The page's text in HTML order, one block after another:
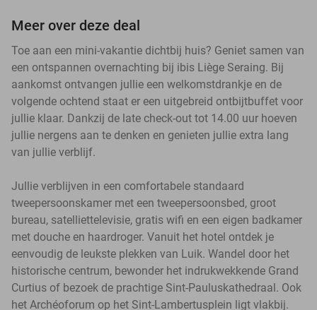
Meer over deze deal
Toe aan een mini-vakantie dichtbij huis? Geniet samen van
een ontspannen overnachting bij ibis Liège Seraing. Bij
aankomst ontvangen jullie een welkomstdrankje en de
volgende ochtend staat er een uitgebreid ontbijtbuffet voor
jullie klaar. Dankzij de late check-out tot 14.00 uur hoeven
jullie nergens aan te denken en genieten jullie extra lang
van jullie verblijf.
Jullie verblijven in een comfortabele standaard
tweepersoonskamer met een tweepersoonsbed, groot
bureau, satelliettelevisie, gratis wifi en een eigen badkamer
met douche en haardroger. Vanuit het hotel ontdek je
eenvoudig de leukste plekken van Luik. Wandel door het
historische centrum, bewonder het indrukwekkende Grand
Curtius of bezoek de prachtige Sint-Pauluskathedraal. Ook
het Archéoforum op het Sint-Lambertusplein ligt vlakbij.